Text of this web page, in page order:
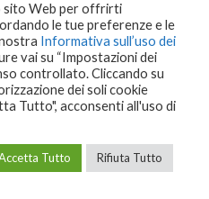
Rights Reserved
sito Web per offrirti
le tue preferenze e le
Informativa sull’uso dei
vai su “Impostazioni dei
controllato. Cliccando su
dei soli cookie
Tutto", acconsenti all'uso di
Tutto Rifiuta Tutto